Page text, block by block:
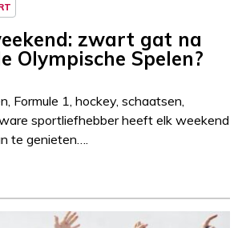
zwart gat na
Olympische Spelen?
Formule 1, hockey, schaatsen,
sportliefhebber heeft elk weekend
te genieten….